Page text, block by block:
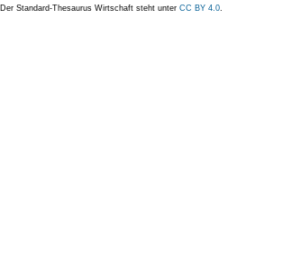
Der Standard-Thesaurus Wirtschaft steht unter CC BY 4.0